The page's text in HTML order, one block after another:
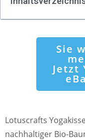
Sie
Jetzt
Lotuscrafts
nachhaltiger Bio-